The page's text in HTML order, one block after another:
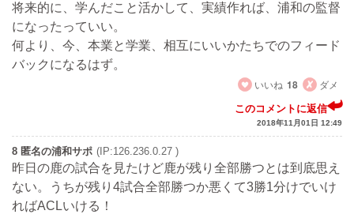
将来的に、学んだこと活かして、実績作れば、浦和の監督
になったっていい。
何より、今、本業と学業、相互にいいかたちでのフィード
バックになるはず。
いいね 18 ダメ
このコメントに返信
2018年11月01日 12:49
8 匿名の浦和サポ (IP:126.236.0.27 )
昨日の鹿の試合を見たけど鹿が残り全部勝つとは到底思え
ない。うちが残り4試合全部勝つか悪くて3勝1分けでいけ
ればACLいける！